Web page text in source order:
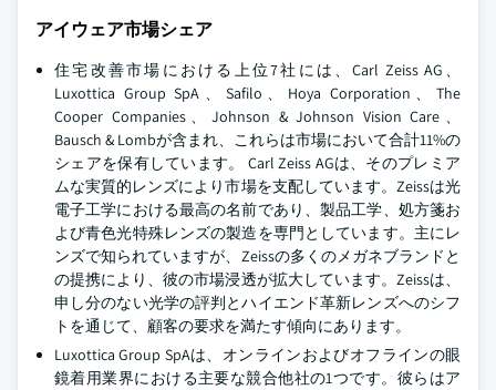
アイウェア市場シェア
住宅改善市場における上位7社には、Carl Zeiss AG、
Luxottica Group SpA、Safilo、Hoya Corporation、The
Cooper Companies、Johnson & Johnson Vision Care、
Bausch & Lombが含まれ、これらは市場において合計11%の
シェアを保有しています。
Carl Zeiss AGは、そのプレミア
ムな実質的レンズにより市場を支配しています。Zeissは光
電子工学における最高の名前であり、製品工学、処方箋お
よび青色光特殊レンズの製造を専門としています。主にレ
ンズで知られていますが、Zeissの多くのメガネブランドと
の提携により、彼の市場浸透が拡大しています。Zeissは、
申し分のない光学の評判とハイエンド革新レンズへのシフ
トを通じて、顧客の要求を満たす傾向にあります。
Luxottica Group SpAは、オンラインおよびオフラインの眼
鏡着用業界における主要な競合他社の1つです。彼らはア